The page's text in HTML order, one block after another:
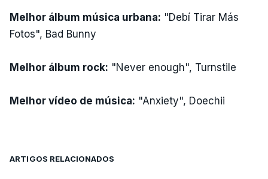
Melhor álbum música urbana: "Debí Tirar Más
Fotos", Bad Bunny
Melhor álbum rock: "Never enough", Turnstile
Melhor vídeo de música: "Anxiety", Doechii
ARTIGOS RELACIONADOS